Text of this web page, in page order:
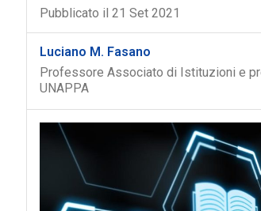
Pubblicato il 21 Set 2021
Luciano M. Fasano
Professore Associato di Istituzioni e
UNAPPA